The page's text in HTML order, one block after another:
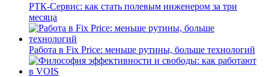
РТК-Сервис: как стать полевым инженером за три
месяца
Работа в Fix Price: меньше рутины, больше технологий